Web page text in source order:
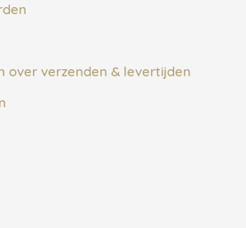
over verzenden & levertijden